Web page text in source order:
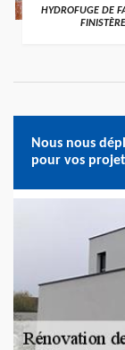
HYDROFUGE DE
FINISTÈRE
Nous nous
pour vos